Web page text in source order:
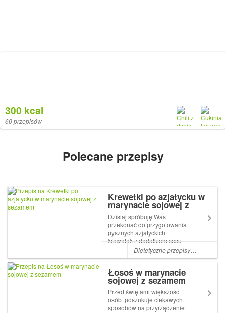
300 kcal
60 przepisów
Polecane przepisy
Krewetki po azjatycku w
marynacie sojowej z
sezamem
Dzisiaj spróbuję Was
przekonać do przygotowania
pysznych azjatyckich
krewetek z dodatkiem sosu
sojowego, miodu i sezamu .
Mniam Owoce morza nadal
Polsce i trudno kupić
Dietetyczne przepisy
,łatwe
Łosoś w marynacie
sojowej z sezamem
Przed świętami większość
osób poszukuje ciekawych
sposobów na przyrządzenie